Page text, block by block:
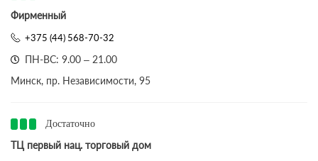
Фирменный
+375 (44) 568-70-32
ПН-ВС: 9.00 – 21.00
Минск, пр. Независимости, 95
Достаточно
ТЦ первый нац. торговый дом